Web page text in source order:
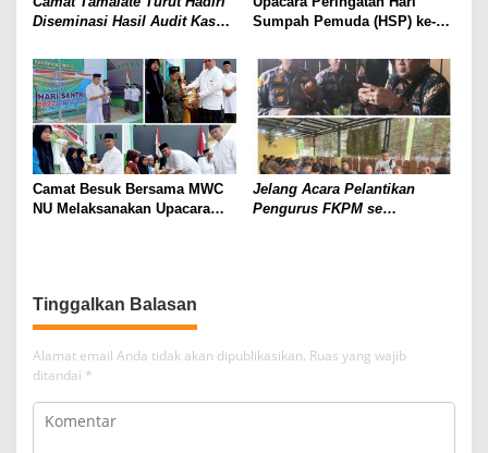
Diseminasi Hasil Audit Kasus
Tahun 2022
Sumpah Pemuda (HSP) ke-94
Pemuda Pancasila
Parongpong Kabupaten
Bandung Barat Ke- 63
Camat Besuk Bersama MWC
NU Melaksanakan Upacara
Jelang Acara Pelantikan
Pengurus FKPM se
Tinggalkan Balasan
Alamat email Anda tidak akan dipublikasikan. Ruas yang wajib
ditandai *